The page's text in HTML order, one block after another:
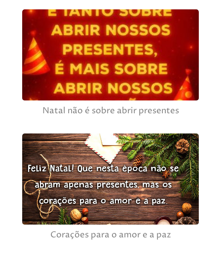
Natal não é sobre abrir presentes
Corações para o amor e a paz